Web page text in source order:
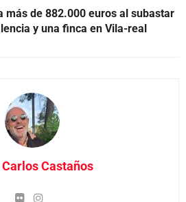
más de 882.000 euros al subastar
y una finca en Vila-real
Castaños